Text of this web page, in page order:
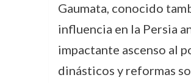
Gaumata, conocido
influencia en la Persia
impactante ascenso al
dinásticos y reformas